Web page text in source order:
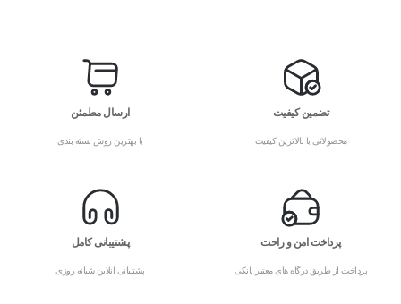
تضمین کیفیت
محصولاتی با بالاترین کیفیت
ارسال مطمئن
با بهترین روش بسته بندی
پرداخت امن و راحت
پرداخت از طریق درگاه های معتبر بانکی
پشتیبانی کامل
پشتیبانی آنلاین شبانه روزی